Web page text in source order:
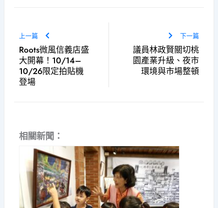
上一篇
Roots微風信義店盛
大開幕！10/14–
10/26限定拍貼機
登場
下一篇
議員林政賢關切桃
園產業升級、夜市
環境與市場整頓
相關新聞：